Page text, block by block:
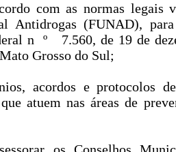
com as normas legais
Antidrogas (FUNAD),
n
º
7.560, de 19 de
Grosso do Sul;
acordos e protocolos
atuem nas áreas de